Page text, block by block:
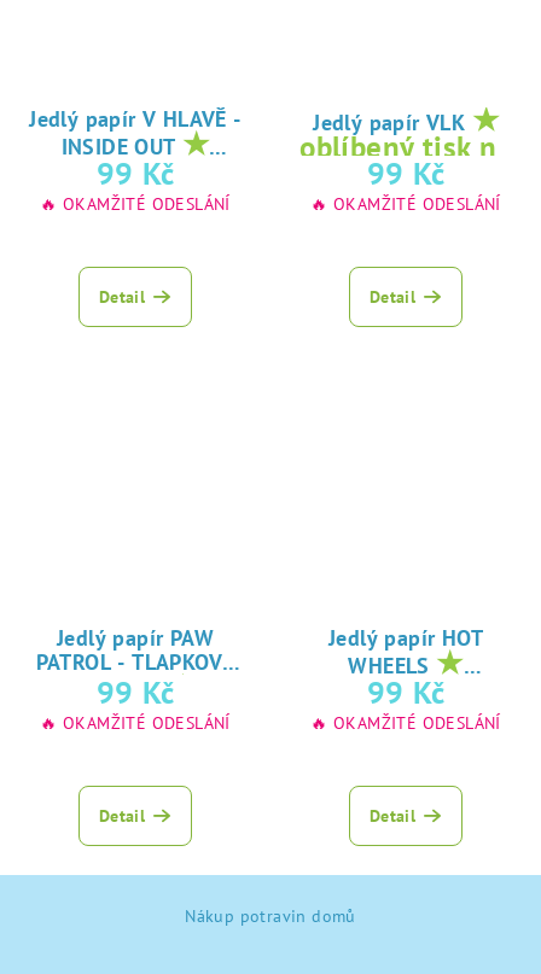
Jedlý papír V HLAVĚ -
INSIDE OUT ★
oblíbený tisk na
jedlý papír
99 Kč
🔥 OKAMŽITÉ ODESLÁNÍ
Detail
Jedlý papír VLK ★
oblíbený tisk na
jedlý papír
99 Kč
🔥 OKAMŽITÉ ODESLÁNÍ
Detail
Jedlý papír PAW
PATROL - TLAPKOVÁ
PATROLA★
oblíbený tisk na
jedlý papír
99 Kč
🔥 OKAMŽITÉ ODESLÁNÍ
Detail
Jedlý papír HOT
WHEELS ★
oblíbený tisk na
jedlý papír
99 Kč
🔥 OKAMŽITÉ ODESLÁNÍ
Detail
Nákup potravin domů